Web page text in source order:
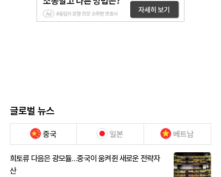
글로벌 뉴스
중국 일본 베트남
희토류 다음은 광모듈…중국이 움켜쥔 새로운 전략자
산